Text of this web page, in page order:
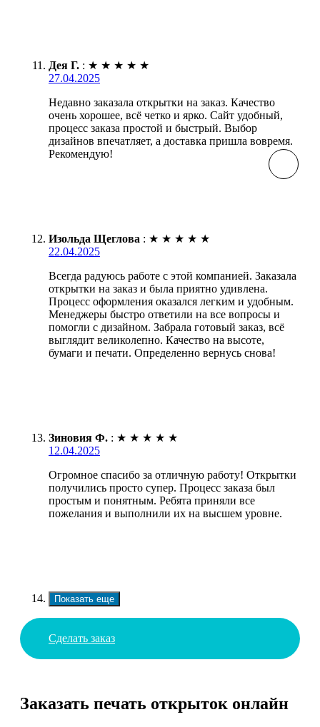
Дея Г. : ★ ★ ★ ★ ★
27.04.2025
Недавно заказала открытки на заказ. Качество
очень хорошее, всё четко и ярко. Сайт удобный,
процесс заказа простой и быстрый. Выбор
дизайнов впечатляет, а доставка пришла вовремя.
Рекомендую!
Изольда Щеглова : ★ ★ ★ ★ ★
22.04.2025
Всегда радуюсь работе с этой компанией. Заказала
открытки на заказ и была приятно удивлена.
Процесс оформления оказался легким и удобным.
Менеджеры быстро ответили на все вопросы и
помогли с дизайном. Забрала готовый заказ, всё
выглядит великолепно. Качество на высоте,
бумаги и печати. Определенно вернусь снова!
Зиновия Ф. : ★ ★ ★ ★ ★
12.04.2025
Огромное спасибо за отличную работу! Открытки
получились просто супер. Процесс заказа был
простым и понятным. Ребята приняли все
пожелания и выполнили их на высшем уровне.
Показать еще
Сделать заказ
Заказать печать открыток онлайн